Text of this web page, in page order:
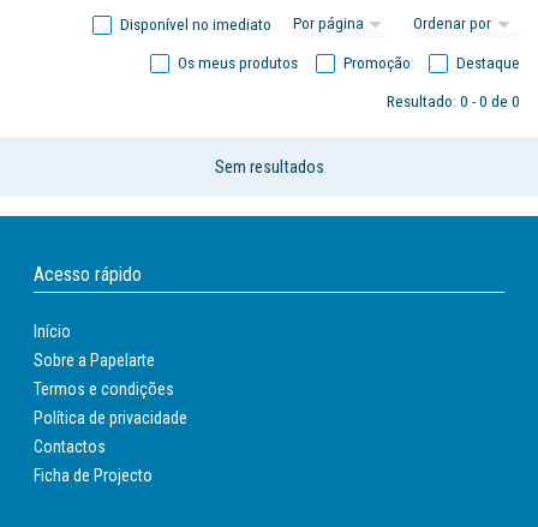
Disponível no imediato
Destaque
Promoção
Os meus produtos
Resultado: 0 - 0 de 0
Sem resultados
Acesso rápido
Início
Sobre a Papelarte
Termos e condições
Política de privacidade
Contactos
Ficha de Projecto